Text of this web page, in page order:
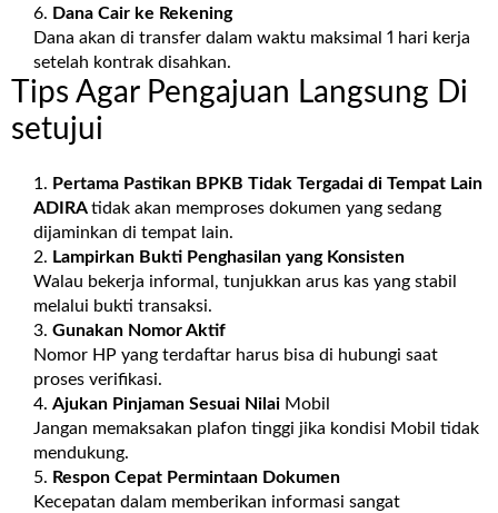
Dana Cair ke Rekening
Dana akan di transfer dalam waktu maksimal 1 hari kerja
setelah kontrak disahkan.
Tips Agar Pengajuan Langsung Di
setujui
Pertama Pastikan BPKB Tidak Tergadai di Tempat Lain
ADIRAtidak akan memproses dokumen yang sedang
dijaminkan di tempat lain.
Lampirkan Bukti Penghasilan yang Konsisten
Walau bekerja informal, tunjukkan arus kas yang stabil
melalui bukti transaksi.
Gunakan Nomor Aktif
Nomor HP yang terdaftar harus bisa di hubungi saat
proses verifikasi.
Ajukan Pinjaman Sesuai Nilai Mobil
Jangan memaksakan plafon tinggi jika kondisi Mobil tidak
mendukung.
Respon Cepat Permintaan Dokumen
Kecepatan dalam memberikan informasi sangat